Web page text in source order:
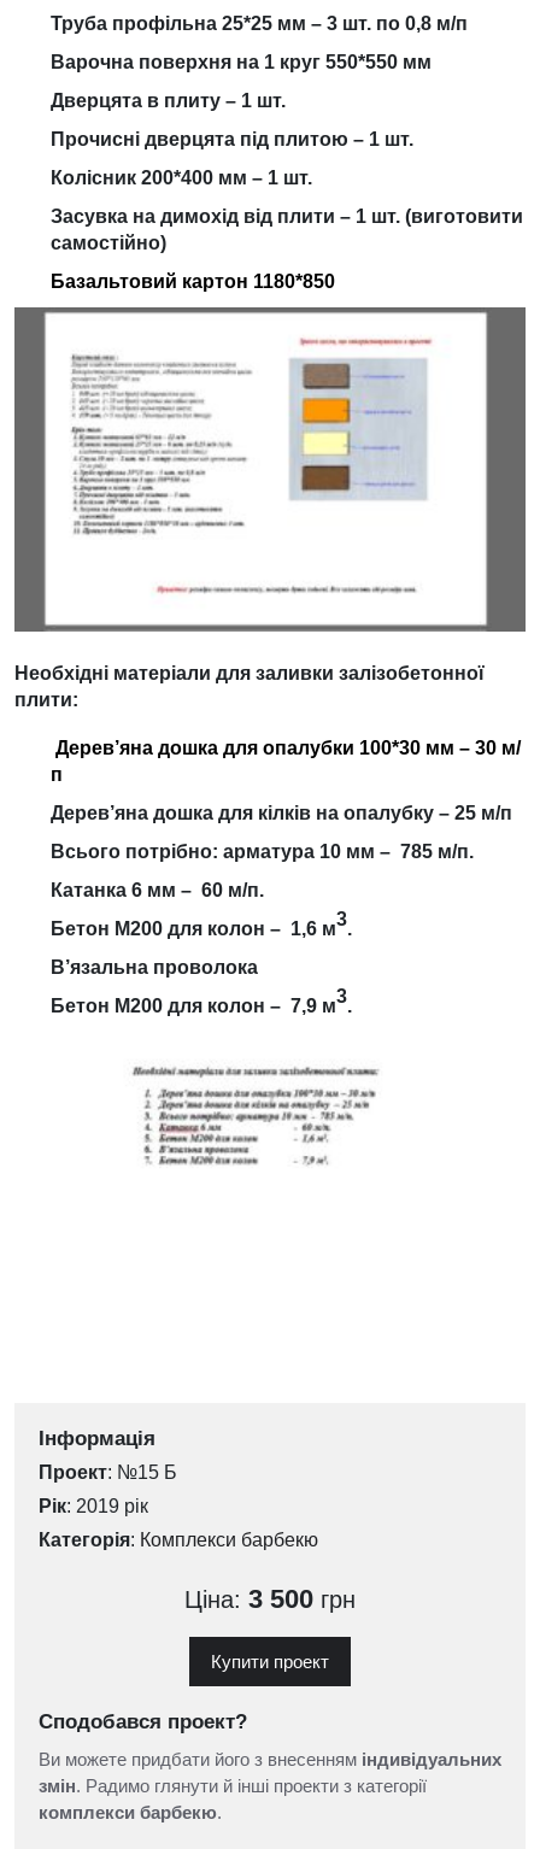
Труба профільна 25*25 мм – 3 шт. по 0,8 м/п
Варочна поверхня на 1 круг 550*550 мм
Дверцята в плиту – 1 шт.
Прочисні дверцята під плитою – 1 шт.
Колісник 200*400 мм – 1 шт.
Засувка на димохід від плити – 1 шт. (виготовити
самостійно)
Базальтовий картон 1180*850
Необхідні матеріали для заливки залізобетонної
плити:
Дерев’яна дошка для опалубки 100*30 мм – 30 м/
п
Дерев’яна дошка для кілків на опалубку – 25 м/п
Всього потрібно: арматура 10 мм – 785 м/п.
Катанка 6 мм – 60 м/п.
Бетон М200 для колон – 1,6 м3.
В’язальна проволока
Бетон М200 для колон – 7,9 м3.
Інформація
Проект: №15 Б
Рік: 2019 рік
Категорія: Комплекси барбекю
Ціна: 3 500 грн
Купити проект
Сподобався проект?
Ви можете придбати його з внесенням індивідуальних
змін. Радимо глянути й інші проекти з категорії
комплекси барбекю.